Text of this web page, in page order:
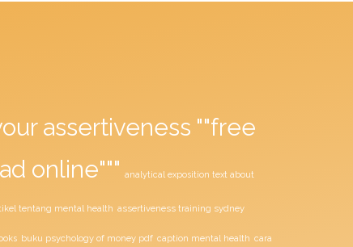
assertiveness ""free
online""" analytical exposition text about
tentang mental health assertiveness training sydney
buku psychology of money pdf caption mental health cara